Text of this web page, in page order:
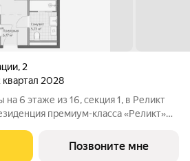
, 2
квартал 2028
6 этаже из 16, секция 1, в Реликт
премиум-класса «Реликт»
Курортного бульвара и
Позвоните мне